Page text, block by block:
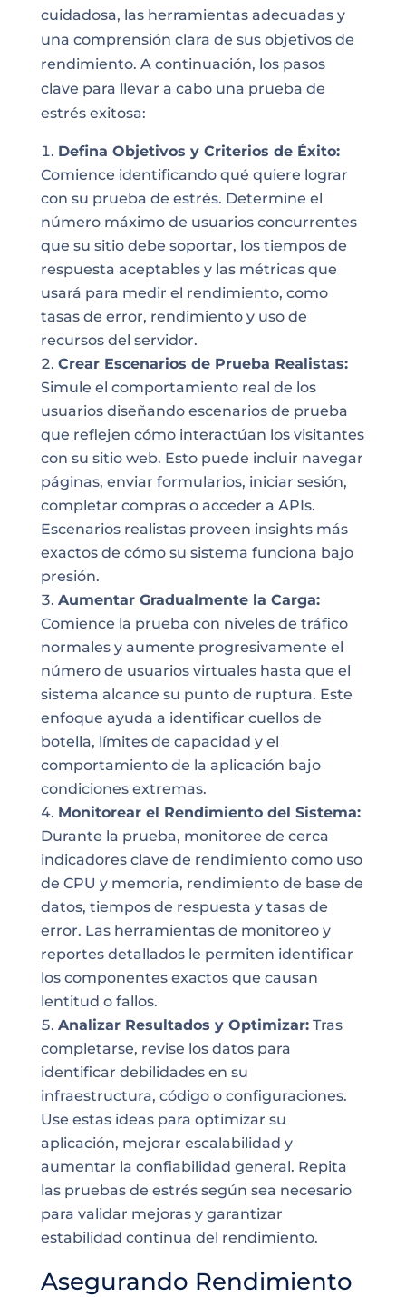
cuidadosa, las herramientas adecuadas y
una comprensión clara de sus objetivos de
rendimiento. A continuación, los pasos
clave para llevar a cabo una prueba de
estrés exitosa:
Defina Objetivos y Criterios de Éxito:
Comience identificando qué quiere lograr
con su prueba de estrés. Determine el
número máximo de usuarios concurrentes
que su sitio debe soportar, los tiempos de
respuesta aceptables y las métricas que
usará para medir el rendimiento, como
tasas de error, rendimiento y uso de
recursos del servidor.
Crear Escenarios de Prueba Realistas:
Simule el comportamiento real de los
usuarios diseñando escenarios de prueba
que reflejen cómo interactúan los visitantes
con su sitio web. Esto puede incluir navegar
páginas, enviar formularios, iniciar sesión,
completar compras o acceder a APIs.
Escenarios realistas proveen insights más
exactos de cómo su sistema funciona bajo
presión.
Aumentar Gradualmente la Carga:
Comience la prueba con niveles de tráfico
normales y aumente progresivamente el
número de usuarios virtuales hasta que el
sistema alcance su punto de ruptura. Este
enfoque ayuda a identificar cuellos de
botella, límites de capacidad y el
comportamiento de la aplicación bajo
condiciones extremas.
Monitorear el Rendimiento del Sistema:
Durante la prueba, monitoree de cerca
indicadores clave de rendimiento como uso
de CPU y memoria, rendimiento de base de
datos, tiempos de respuesta y tasas de
error. Las herramientas de monitoreo y
reportes detallados le permiten identificar
los componentes exactos que causan
lentitud o fallos.
Analizar Resultados y Optimizar:Tras
completarse, revise los datos para
identificar debilidades en su
infraestructura, código o configuraciones.
Use estas ideas para optimizar su
aplicación, mejorar escalabilidad y
aumentar la confiabilidad general. Repita
las pruebas de estrés según sea necesario
para validar mejoras y garantizar
estabilidad continua del rendimiento.
Asegurando Rendimiento